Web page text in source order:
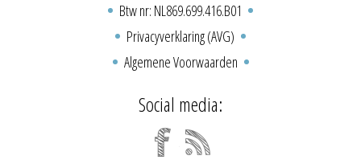
Btw nr: NL869.699.416.B01
Privacyverklaring (AVG)
Algemene Voorwaarden
Social media: